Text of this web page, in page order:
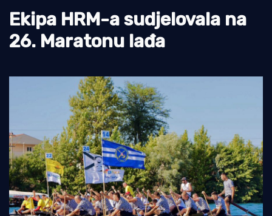
Ribolov
Ekologija
Ekipa HRM-a sudjelovala na
26. Maratonu lađa